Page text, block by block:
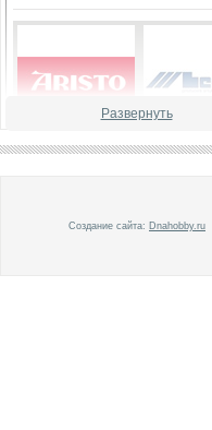
Развернуть
Создание сайта: Dnahobby.ru